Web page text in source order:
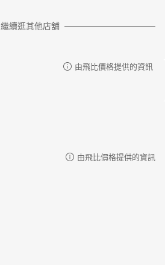
繼續逛其他店舖
由飛比價格提供的資訊
由飛比價格提供的資訊